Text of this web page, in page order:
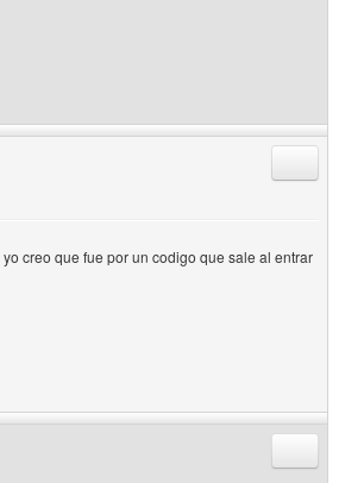
creo que fue por un codigo que sale al entrar